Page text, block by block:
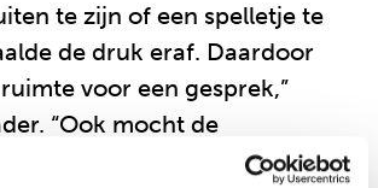
te zijn of een spelletje te
de druk eraf. Daardoor
voor een gesprek,”
“Ook mocht de
weer langskomen,